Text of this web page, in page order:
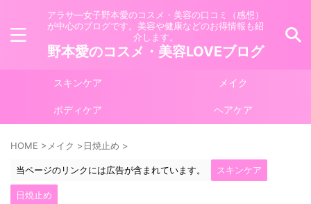
アラサ―女子野本愛のコスメ・美容の口コミ（感想）
が中心のブログです。美容や健康などのお得情報も紹
介します。
野本愛のコスメ・美容LOVEブログ
スキンケア メイク
ボディケア ヘアケア
HOME > メイク >日焼止め >
当ページのリンクには広告が含まれています。 スキンケア
日焼止め